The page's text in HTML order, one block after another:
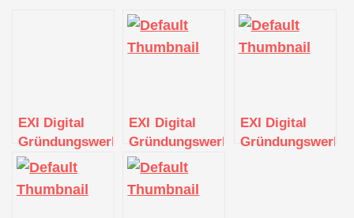
EXI Digital
Gründungswerkstatt
EXI Digital
Gründungswerkstatt
EXI Digital